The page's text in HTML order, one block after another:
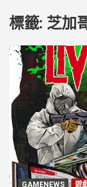
標籤: 芝加
GAMENEWS 遊